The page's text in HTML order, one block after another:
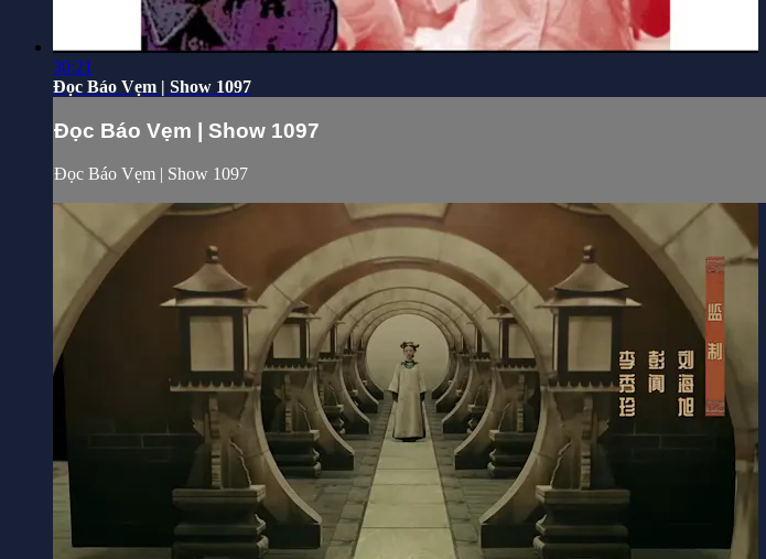
30:21
Đọc Báo Vẹm | Show 1097
Đọc Báo Vẹm | Show 1097
Đọc Báo Vẹm | Show 1097